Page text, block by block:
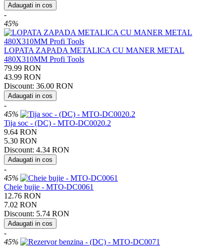
Adaugati in cos
-
45%
LOPATA ZAPADA METALICA CU MANER METAL
480X310MM Profi Tools
79.99 RON
43.99 RON
Discount: 36.00 RON
Adaugati in cos
-
45%
Tija soc - (DC) - MTO-DC0020.2
9.64 RON
5.30 RON
Discount: 4.34 RON
Adaugati in cos
-
45%
Cheie bujie - MTO-DC0061
12.76 RON
7.02 RON
Discount: 5.74 RON
Adaugati in cos
-
45%